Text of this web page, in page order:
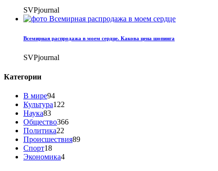
SVPjournal
Всемирная распродажа в моем сердце. Какова цена шопинга
SVPjournal
Категории
В мире94
Культура122
Наука83
Общество366
Политика22
Происшествия89
Спорт18
Экономика4